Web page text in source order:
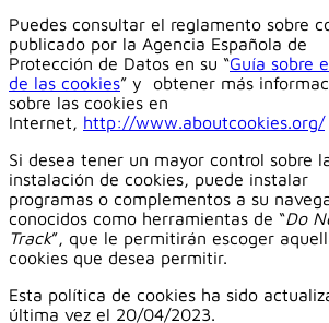
Puedes consultar el reglamento sobre
publicado por la Agencia Española de
Protección de Datos en su “Guía sobre
de las cookies” y obtener más
sobre las cookies en
Internet, http://www.aboutcookies.org/
Si desea tener un mayor control sobre
instalación de cookies, puede instalar
programas o complementos a su
conocidos como herramientas de “Do
Track”, que le permitirán escoger
cookies que desea permitir.
Esta política de cookies ha sido
última vez el 20/04/2023.